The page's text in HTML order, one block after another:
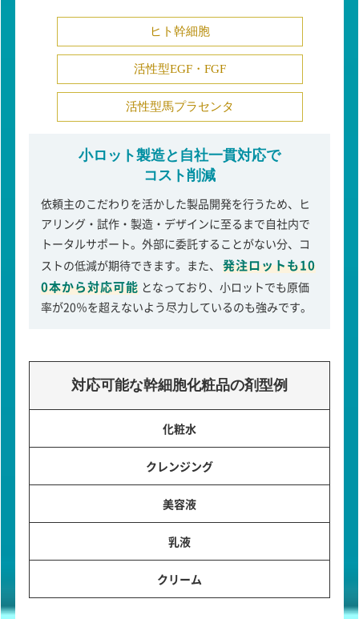
ヒト幹細胞
活性型EGF・FGF
活性型馬プラセンタ
小ロット製造と自社一貫対応で
コスト削減
依頼主のこだわりを活かした製品開発を行うため、ヒ
アリング・試作・製造・デザインに至るまで自社内で
トータルサポート。外部に委託することがない分、コ
ストの低減が期待できます。また、
発注ロットも10
0本から対応可能 となっており、小ロットでも原価
率が20％を超えないよう尽力しているのも強みです。
対応可能な幹細胞化粧品の剤型例
化粧水
クレンジング
美容液
乳液
クリーム